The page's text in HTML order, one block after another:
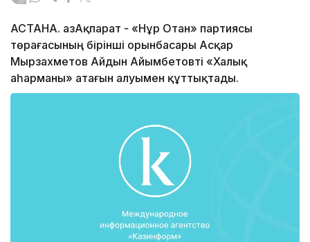
АСТАНА. ҚазАқпарат - «Нұр Отан» партиясы
төрағасының бірінші орынбасары Асқар
Мырзахметов Айдын Айымбетовті «Халық
Қаһарманы» атағын алуымен құттықтады.